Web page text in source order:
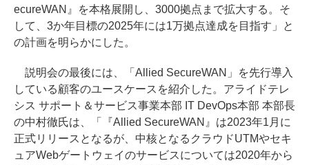
ecureWAN』を本格展開し、3000拠点まで拡大する。そ
して、3か年目標の2025年には1万拠点達成を目指す」と
の計画を明らかにした。
説明会の最後には、「Allied SecureWAN」を先行導入
している顧客のユースケースを紹介した。アライドテレ
シス サポート＆サービス事業本部 IT DevOps本部 本部長
の中村徹氏は、「『Allied SecureWAN』は2023年1月に
正式リリースとなるが、中核となるクラウドUTMやセキ
ュアWebゲートウェイのサービスについては2020年から